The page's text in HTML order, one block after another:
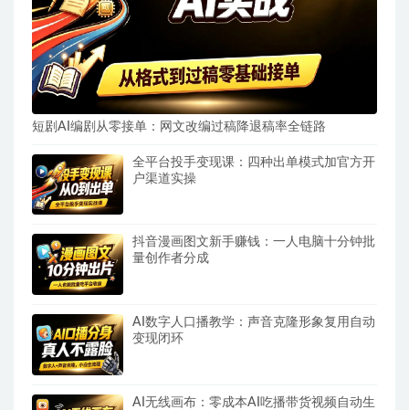
短剧AI编剧从零接单：网文改编过稿降退稿率全链路
全平台投手变现课：四种出单模式加官方开
户渠道实操
抖音漫画图文新手赚钱：一人电脑十分钟批
量创作者分成
AI数字人口播教学：声音克隆形象复用自动
变现闭环
AI无线画布：零成本AI吃播带货视频自动生